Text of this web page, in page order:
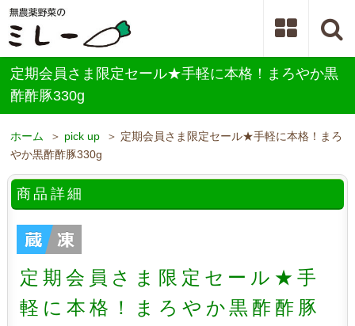
定期会員さま限定セール★手軽に本格！まろやか黒
酢酢豚330g
ホーム ＞ pick up ＞ 定期会員さま限定セール★手軽に本格！まろ
やか黒酢酢豚330g
商品詳細
定期会員さま限定セール★手
軽に本格！まろやか黒酢酢豚